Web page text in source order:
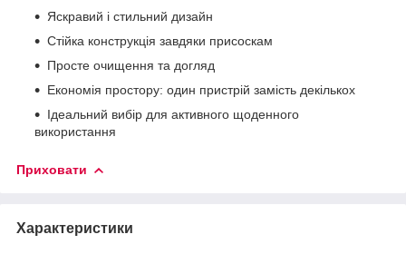
Яскравий і стильний дизайн
Стійка конструкція завдяки присоскам
Просте очищення та догляд
Економія простору: один пристрій замість декількох
Ідеальний вибір для активного щоденного
використання
Приховати
Характеристики